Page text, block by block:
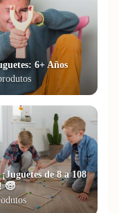
6+ Años
de 8 a 108
🧓